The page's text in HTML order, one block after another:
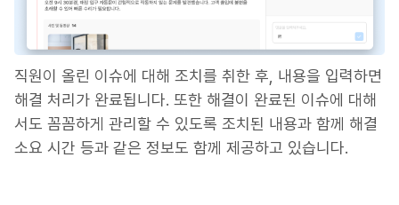
직원이 올린 이슈에 대해 조치를 취한 후, 내용을 입력하면
해결 처리가 완료됩니다. 또한 해결이 완료된 이슈에 대해
서도 꼼꼼하게 관리할 수 있도록 조치된 내용과 함께 해결
소요 시간 등과 같은 정보도 함께 제공하고 있습니다.